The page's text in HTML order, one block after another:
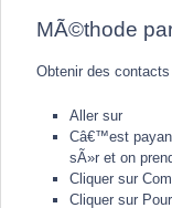
MÃ©thode
Obtenir des contacts
Aller sur
Câ€™est
sÃ»r et on
Cliquer sur
Cliquer sur